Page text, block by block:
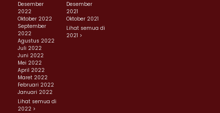
Desember
2022
Oktober 2022
September
2022
Agustus 2022
Juli 2022
Juni 2022
Mei 2022
April 2022
Maret 2022
Februari 2022
Januari 2022
Lihat semua di
2022 >
Desember
2021
Oktober 2021
Lihat semua di
2021 >